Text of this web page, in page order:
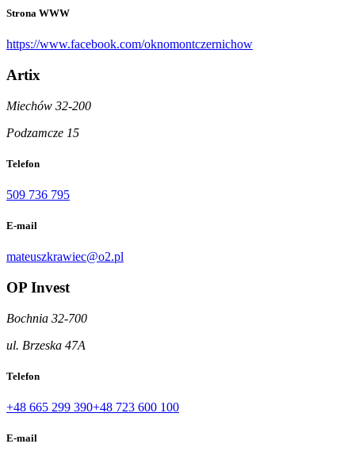
Strona WWW
https://www.facebook.com/oknomontczernichow
Artix
Miechów 32-200
Podzamcze 15
Telefon
509 736 795
E-mail
mateuszkrawiec@o2.pl
OP Invest
Bochnia 32-700
ul. Brzeska 47A
Telefon
+48 665 299 390+48 723 600 100
E-mail